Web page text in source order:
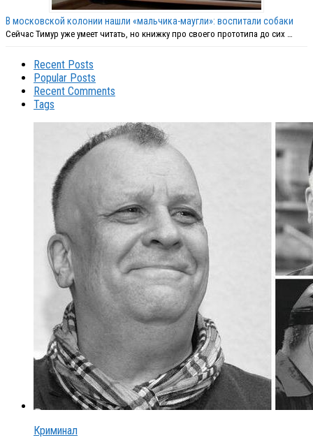
В московской колонии нашли «мальчика-маугли»: воспитали собаки
Сейчас Тимур уже умеет читать, но книжку про своего прототипа до сих …
Recent Posts
Popular Posts
Recent Comments
Tags
Криминал